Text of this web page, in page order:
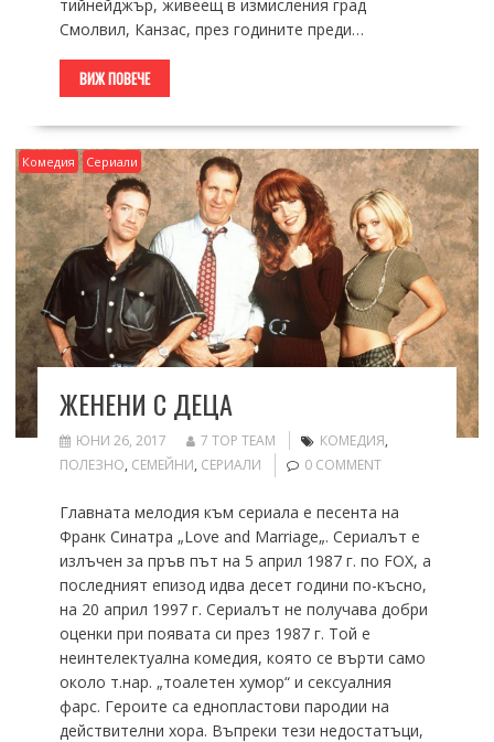
тийнейджър, живеещ в измисления град
Смолвил, Канзас, през годините преди…
ВИЖ ПОВЕЧЕ
Комедия Сериали
ЖЕНЕНИ С ДЕЦА
ЮНИ 26, 2017 7 TOP TEAM КОМЕДИЯ,
ПОЛЕЗНО, СЕМЕЙНИ, СЕРИАЛИ 0 COMMENT
Главната мелодия към сериала е песента на
Франк Синатра „Love and Marriage„. Сериалът е
излъчен за пръв път на 5 април 1987 г. по FOX, а
последният епизод идва десет години по-късно,
на 20 април 1997 г. Сериалът не получава добри
оценки при появата си през 1987 г. Той е
неинтелектуална комедия, която се върти само
около т.нар. „тоалетен хумор“ и сексуалния
фарс. Героите са еднопластови пародии на
действителни хора. Въпреки тези недостатъци,